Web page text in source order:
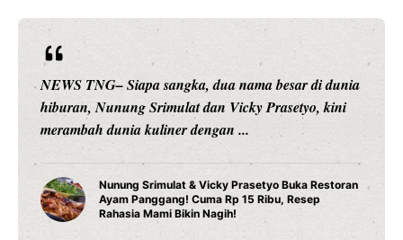
Siapa sangka, dua nama besar di dunia
Srimulat dan Vicky Prasetyo, kini
kuliner dengan ...
Srimulat & Vicky Prasetyo Buka Restoran
Panggang! Cuma Rp 15 Ribu, Resep
Mami Bikin Nagih!
NEWS TNG–
tahun 2026,